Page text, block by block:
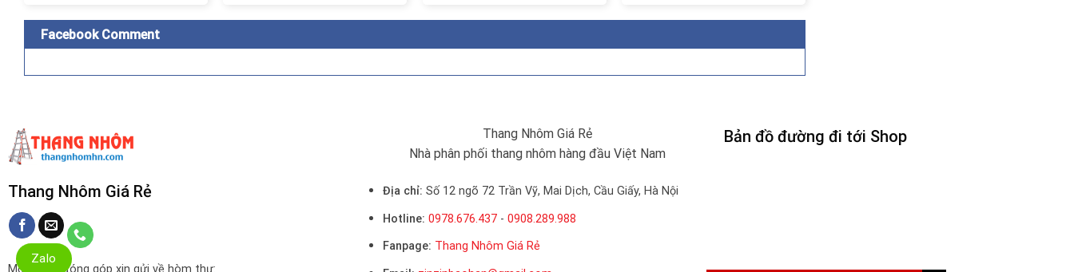
Facebook Comment
Thang Nhôm Giá Rẻ
Mọi ý kiến đóng góp xin gửi về hòm thư:
Thang Nhôm Giá Rẻ
Nhà phân phối thang nhôm hàng đầu Việt Nam
Địa chỉ: Số 12 ngõ 72 Trần Vỹ, Mai Dịch, Cầu Giấy, Hà Nội
Hotline: 0978.676.437- 0908.289.988
Fanpage: Thang Nhôm Giá Rẻ
Bản đồ đường đi tới Shop
Zalo